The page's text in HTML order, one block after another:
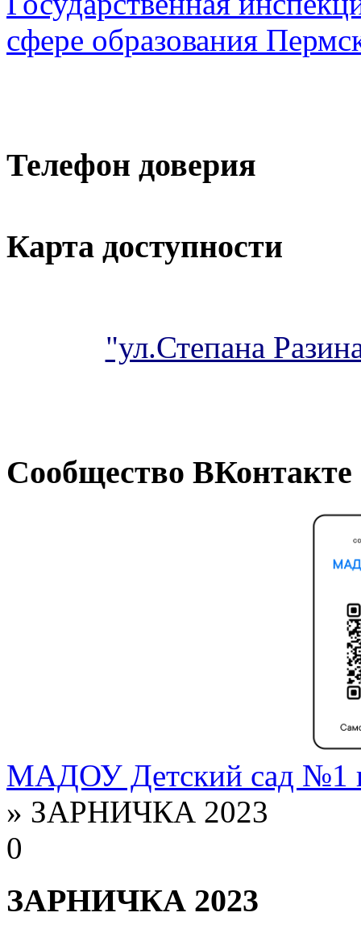
сфере образования
Телефон доверия
Карта доступности
"ул.Степана
Сообщество ВКонтакте
МАДОУ Детский сад №1
» ЗАРНИЧКА 2023
0
ЗАРНИЧКА 2023